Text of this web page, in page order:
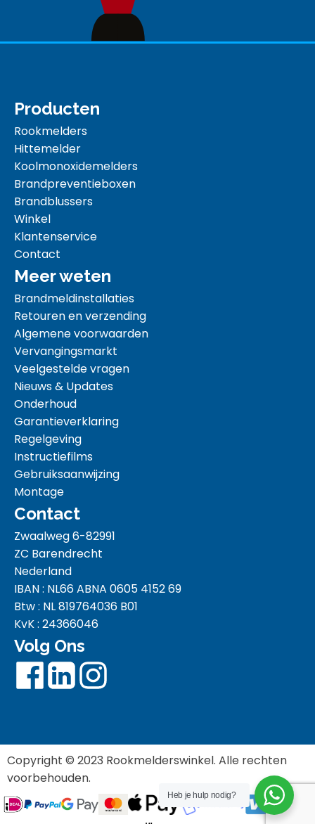
Producten
Rookmelders
Hittemelder
Koolmonoxidemelders
Brandpreventieboxen
Brandblussers
Winkel
Klantenservice
Contact
Meer weten
Brandmeldinstallaties
Retouren en verzending
Algemene voorwaarden
Vervangingsmarkt
Veelgestelde vragen
Nieuws & Updates
Onderhoud
Garantieverklaring
Regelgeving
Instructiefilms
Gebruiksaanwijzing
Montage
Contact
Zwaalweg 6-82991
ZC Barendrecht
Nederland
IBAN : NL66 ABNA 0605 4152 69
Btw : NL 819764036 B01
KvK : 24366046
Volg Ons
Copyright © 2023 Rookmelderswinkel. Alle rechten
voorbehouden.
Heb je hulp nodig?